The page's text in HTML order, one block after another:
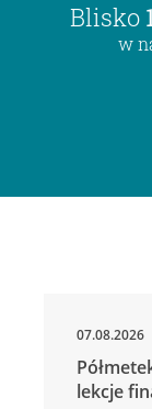
Blisko
w
07.08.2026
lekcje